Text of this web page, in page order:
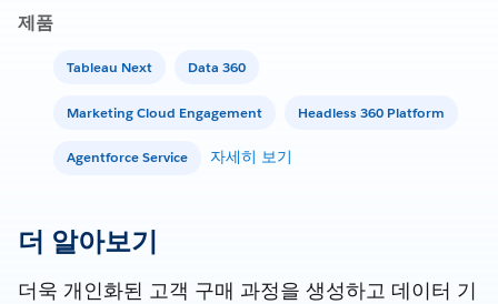
제품
Tableau Next Data 360
Marketing Cloud Engagement Headless 360 Platform
Agentforce Service 자세히 보기
더 알아보기
더욱 개인화된 고객 구매 과정을 생성하고 데이터 기